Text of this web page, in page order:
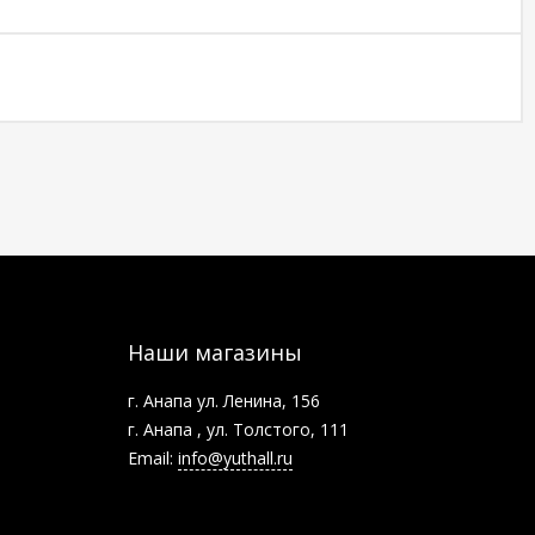
Наши магазины
г. Анапа ул. Ленина, 156
г. Анапа , ул. Толстого, 111
Email: info@yuthall.ru